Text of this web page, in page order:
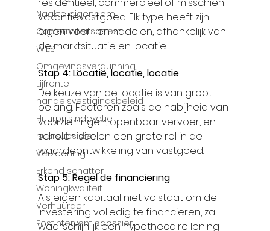
Naakte eigendom
Conformiteitsattest
WIES
Omgevingsvergunning
Lijfrente
handelsvestigingsbeleid
Huurprijsindexatie
huursubsidie
Verzoening
Erkend schatter
Woningkwaliteit
Verhuurder
Postinterventiedossier
vakantievastgoed. Elk type heeft zijn
eigen voor- en nadelen, afhankelijk van
de marktsituatie en locatie.
Stap 4: Locatie, locatie, locatie
De keuze van de locatie is van groot
belang. Factoren zoals de nabijheid van
voorzieningen, openbaar vervoer, en
scholen spelen een grote rol in de
waardeontwikkeling van vastgoed.
Stap 5: Regel de financiering
Als eigen kapitaal niet volstaat om de
investering volledig te financieren, zal
waarschijnlijk een hypothecaire lening